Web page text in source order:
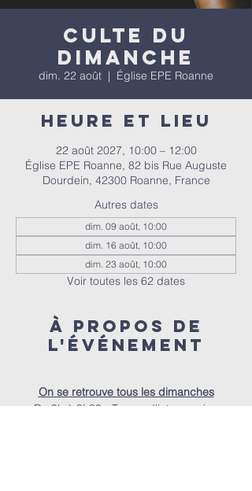
Culte du
dimanche
dim. 22 août
  |
Église EPE Roanne
Heure et lieu
22 août 2027, 10:00 – 12:00
Église EPE Roanne, 82 bis Rue Auguste
Dourdein, 42300 Roanne, France
Autres dates
dim. 09 août, 10:00
dim. 16 août, 10:00
dim. 23 août, 10:00
Voir toutes les 62 dates
À propos de
l'événement
On se retrouve tous les dimanches
De 9h à 9h30 - Temps d’intercession